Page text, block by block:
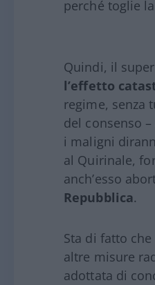
perché toglie la
Quindi, il
l’effetto
regime, senza
del consenso
i maligni
al Quirinale,
anch’esso
Repubblica.
Sta di fatto
altre misure
adottata di